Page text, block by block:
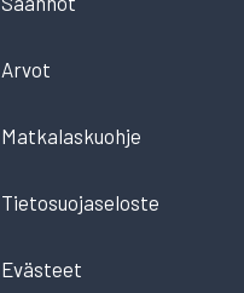
Arvot
Matkalaskuohje
Tietosuojaseloste
Evästeet